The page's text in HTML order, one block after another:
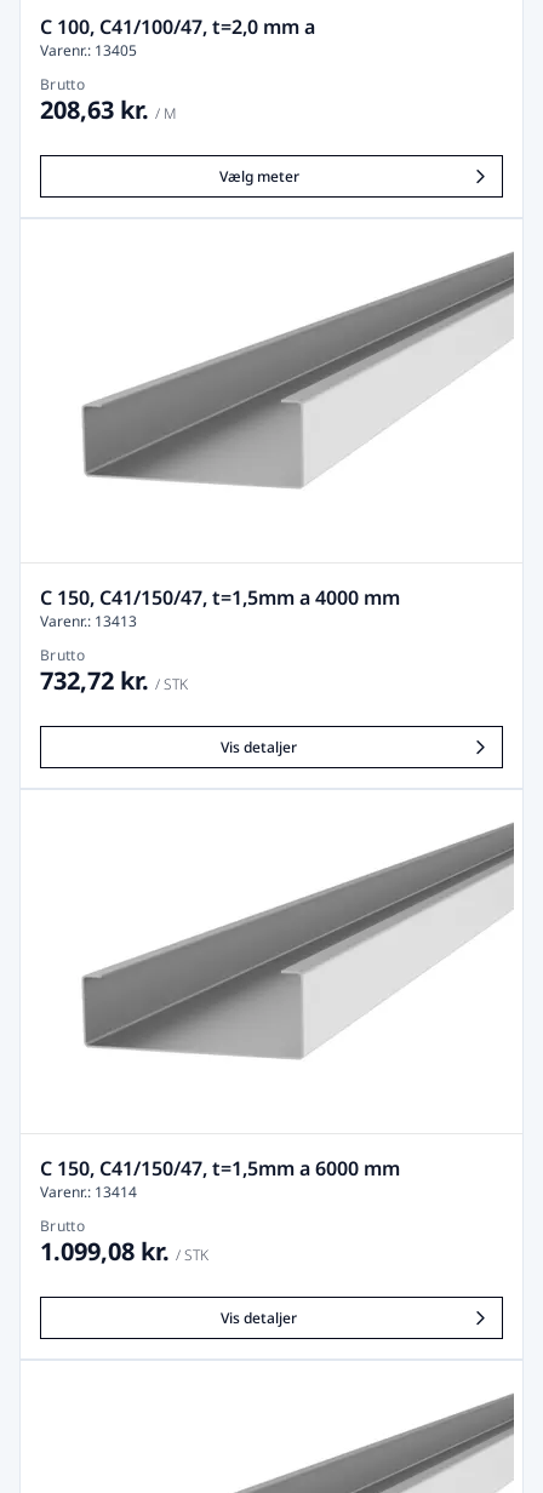
C 100, C41/100/47, t=2,0 mm a
Varenr.: 13405
Brutto
208,63 kr. / M
Vælg meter
C 150, C41/150/47, t=1,5mm a 4000 mm
Varenr.: 13413
Brutto
732,72 kr. / STK
Vis detaljer
C 150, C41/150/47, t=1,5mm a 6000 mm
Varenr.: 13414
Brutto
1.099,08 kr. / STK
Vis detaljer